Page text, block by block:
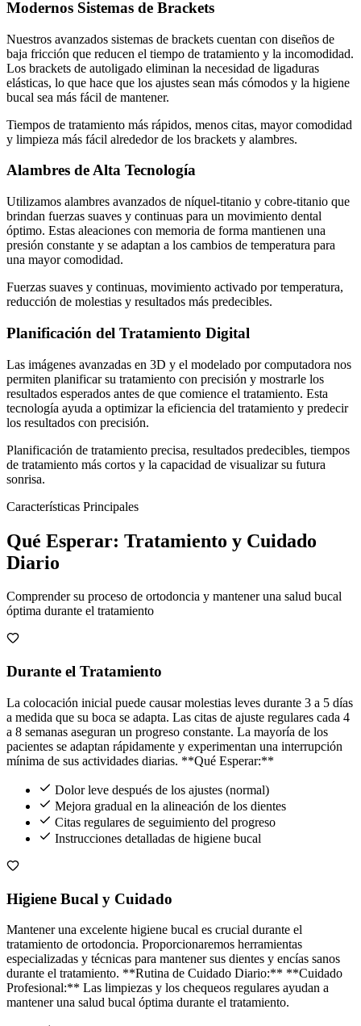
Modernos Sistemas de Brackets
Nuestros avanzados sistemas de brackets cuentan con diseños de
baja fricción que reducen el tiempo de tratamiento y la incomodidad.
Los brackets de autoligado eliminan la necesidad de ligaduras
elásticas, lo que hace que los ajustes sean más cómodos y la higiene
bucal sea más fácil de mantener.
Tiempos de tratamiento más rápidos, menos citas, mayor comodidad
y limpieza más fácil alrededor de los brackets y alambres.
Alambres de Alta Tecnología
Utilizamos alambres avanzados de níquel-titanio y cobre-titanio que
brindan fuerzas suaves y continuas para un movimiento dental
óptimo. Estas aleaciones con memoria de forma mantienen una
presión constante y se adaptan a los cambios de temperatura para
una mayor comodidad.
Fuerzas suaves y continuas, movimiento activado por temperatura,
reducción de molestias y resultados más predecibles.
Planificación del Tratamiento Digital
Las imágenes avanzadas en 3D y el modelado por computadora nos
permiten planificar su tratamiento con precisión y mostrarle los
resultados esperados antes de que comience el tratamiento. Esta
tecnología ayuda a optimizar la eficiencia del tratamiento y predecir
los resultados con precisión.
Planificación de tratamiento precisa, resultados predecibles, tiempos
de tratamiento más cortos y la capacidad de visualizar su futura
sonrisa.
Características Principales
Qué Esperar: Tratamiento y Cuidado
Diario
Comprender su proceso de ortodoncia y mantener una salud bucal
óptima durante el tratamiento
Durante el Tratamiento
La colocación inicial puede causar molestias leves durante 3 a 5 días
a medida que su boca se adapta. Las citas de ajuste regulares cada 4
a 8 semanas aseguran un progreso constante. La mayoría de los
pacientes se adaptan rápidamente y experimentan una interrupción
mínima de sus actividades diarias. **Qué Esperar:**
Dolor leve después de los ajustes (normal)
Mejora gradual en la alineación de los dientes
Citas regulares de seguimiento del progreso
Instrucciones detalladas de higiene bucal
Higiene Bucal y Cuidado
Mantener una excelente higiene bucal es crucial durante el
tratamiento de ortodoncia. Proporcionaremos herramientas
especializadas y técnicas para mantener sus dientes y encías sanos
durante el tratamiento. **Rutina de Cuidado Diario:** **Cuidado
Profesional:** Las limpiezas y los chequeos regulares ayudan a
mantener una salud bucal óptima durante el tratamiento.